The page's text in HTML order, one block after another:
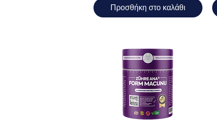
Προσθήκη στο καλάθι